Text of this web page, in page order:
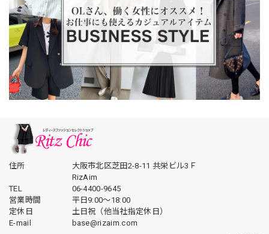
住所
大阪市北区芝田2-8-11 共栄ビル3Ｆ
RizAim
TEL
06-4400-9645
営業時間
平日9:00～18:00
定休日
土日祝（他当社指定休日）
E-mail
base@rizaim.com